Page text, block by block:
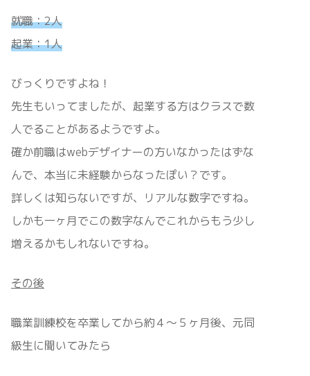
就職：2人
起業：1人
びっくりですよね！
先生もいってましたが、起業する方はクラスで数
人でることがあるようですよ。
確か前職はwebデザイナーの方いなかったはずな
んで、本当に未経験からなったぽい？です。
詳しくは知らないですが、リアルな数字ですね。
しかも一ヶ月でこの数字なんでこれからもう少し
増えるかもしれないですね。
その後
職業訓練校を卒業してから約４〜５ヶ月後、元同
級生に聞いてみたら